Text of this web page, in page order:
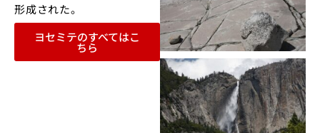
形成された。
ヨセミテのすべてはこ
ちら